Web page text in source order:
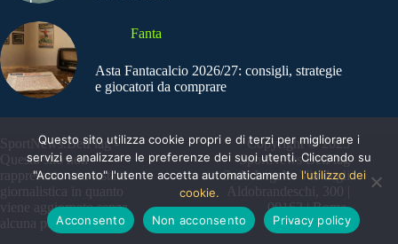
Fanta
Asta Fantacalcio 2026/27: consigli, strategie
e giocatori da comprare
SportNews.BetFlag -
Questo sito non
rappresenta una testata
giornalistica in quanto
viene aggiornato senza
alcuna periodicità
Copyright © 2025
SportNews BetFlag
Sede Legale: Via degli
Aldobrandeschi, 300 |
00163 | Roma
Questo sito utilizza cookie propri e di terzi per migliorare i
servizi e analizzare le preferenze dei suoi utenti. Cliccando su
"Acconsento" l'utente accetta automaticamente l'utilizzo dei
cookie.
Acconsento
Non acconsento Privacy policy